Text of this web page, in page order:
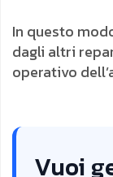
In questo
dagli altri
operativo
Vuoi